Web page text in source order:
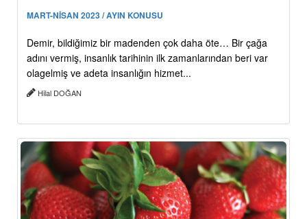
MART-NİSAN 2023 / AYIN KONUSU
Demir, bildiğimiz bir madenden çok daha öte… Bir çağa
adını vermiş, insanlık tarihinin ilk zamanlarından beri var
olagelmiş ve adeta insanlığın hizmet...
Hilal DOĞAN